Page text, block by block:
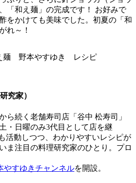
「和え麺」の完成です！ お好みで
をかけても美味でした。初夏の「和
れ～！
究家）
ら続く老舗寿司店「谷中 松寿司」
・日曜のみ3代目として店を継
活動しつつ、わかりやすいレシピが
ま注目の料理研究家のひとり。プロ
やすゆきチャンネルを開設。